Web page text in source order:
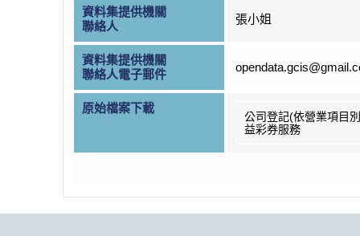
資料集提供機關
聯絡人
張小姐
資料集提供機關
聯絡人電子郵件
原始檔案下載
公司登記(依營業項目
益彩券服務